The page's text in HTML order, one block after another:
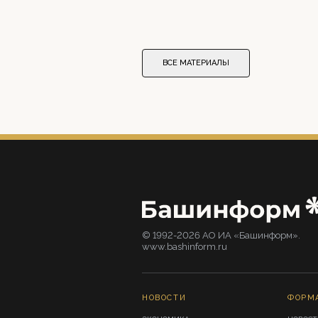
ВСЕ МАТЕРИАЛЫ
© 1992-2026 АО ИА «Башинформ».
www.bashinform.ru
НОВОСТИ